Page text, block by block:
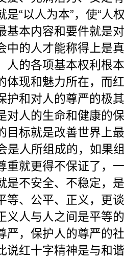
是“以人为本”，使“人
基本内容和要件就是
中的人才能称得上是
人的各项基本权利根
体现和魅力所在，而
护和对人的尊严的极
对人的生命和健康的
目标就是改善世界上
人所组成的，如果
重就更得不保证了，
是不安全、不稳定，
等、公平、正义，更
义人与人之间是平等
严，保护人的尊严的
说红十字精神是与和